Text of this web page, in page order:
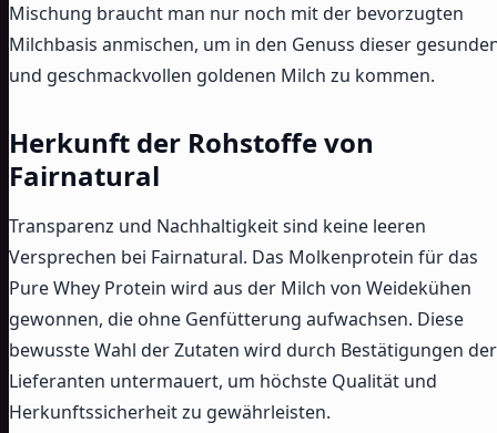
Mischung braucht man nur noch mit der bevorzugten
Milchbasis anmischen, um in den Genuss dieser
und geschmackvollen goldenen Milch zu kommen.
Herkunft der Rohstoffe von
Fairnatural
Transparenz und Nachhaltigkeit sind keine leeren
Versprechen bei Fairnatural. Das Molkenprotein für das
Pure Whey Protein wird aus der Milch von Weidekühen
gewonnen, die ohne Genfütterung aufwachsen. Diese
bewusste Wahl der Zutaten wird durch Bestätigungen der
Lieferanten untermauert, um höchste Qualität und
Herkunftssicherheit zu gewährleisten.